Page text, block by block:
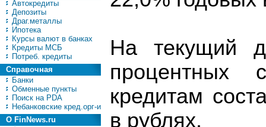
Автокредиты
Депозиты
Драг.металлы
Ипотека
Курсы валют в банках
Кредиты МСБ
Потреб. кредиты
Справочная
Банки
Обменные пункты
Поиск на PDA
Небанковские кред.орг-и
О FinNews.ru
На текущий
процентных
кредитам
в рублях.